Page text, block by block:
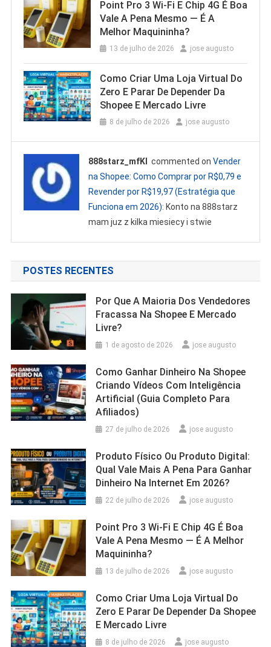
Point Pro 3 Wi‑Fi E Chip 4G É Boa
Vale A Pena Mesmo — É A
Melhor Maquininha?
13 de julho de 2026 jose augusto
Como Criar Uma Loja Virtual Do
Zero E Parar De Depender Da
Shopee E Mercado Livre
8 de julho de 2026 jose augusto
888starz_mfKl commented onVender
na Shopee: Como Comprar por R$0,79 e
Revender por R$19,97 (Estratégia que
Funciona em 2026): Konto na 888starz
mam juz z kilka miesiecy i stwie
POSTES RECENTES
Por Que A Maioria Dos Vendedores
Fracassa Na Shopee E Mercado
Livre?
1 de agosto de 2026 jose augusto
Como Ganhar Dinheiro Na Shopee
Criando Vídeos Com Inteligência
Artificial (Guia Completo Para
Afiliados)
27 de julho de 2026 jose augusto
Produto Físico Ou Produto Digital:
Qual Vale Mais A Pena Para Ganhar
Dinheiro Na Internet Em 2026?
22 de julho de 2026 jose augusto
Point Pro 3 Wi‑Fi E Chip 4G É Boa
Vale A Pena Mesmo — É A Melhor
Maquininha?
13 de julho de 2026 jose augusto
Como Criar Uma Loja Virtual Do
Zero E Parar De Depender Da Shopee
E Mercado Livre
8 de julho de 2026 jose augusto